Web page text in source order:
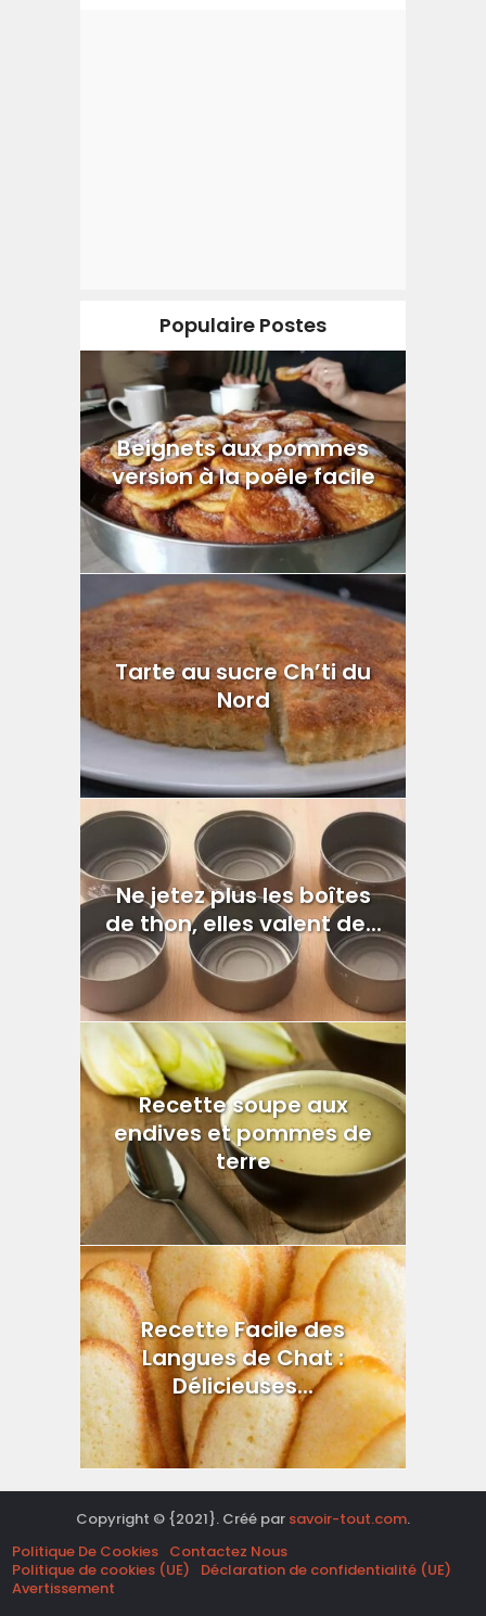
Populaire Postes
Beignets aux pommes
version à la poêle facile
Tarte au sucre Ch’ti du
Nord
Ne jetez plus les boîtes
de thon, elles valent de...
Recette soupe aux
endives et pommes de
terre
Recette Facile des
Langues de Chat :
Délicieuses...
Copyright © {2021}. Créé par savoir-tout.com.
Politique De Cookies Contactez Nous
Politique de cookies (UE)
Déclaration de confidentialité (UE)
Avertissement